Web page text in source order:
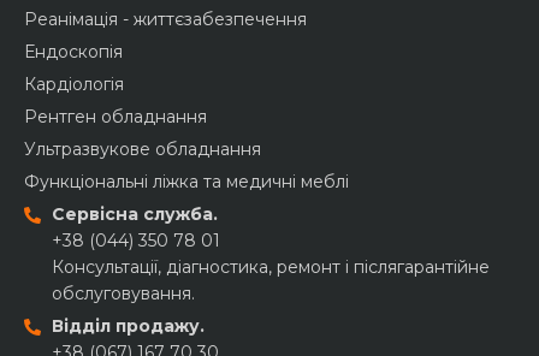
Реанімація - життєзабезпечення
Ендоскопія
Кардіологія
Рентген обладнання
Ультразвукове обладнання
Функціональні ліжка та медичні меблі
Сервісна служба.
+38 (044) 350 78 01
Консультації, діагностика, ремонт і післягарантійне
обслуговування.
Відділ продажу.